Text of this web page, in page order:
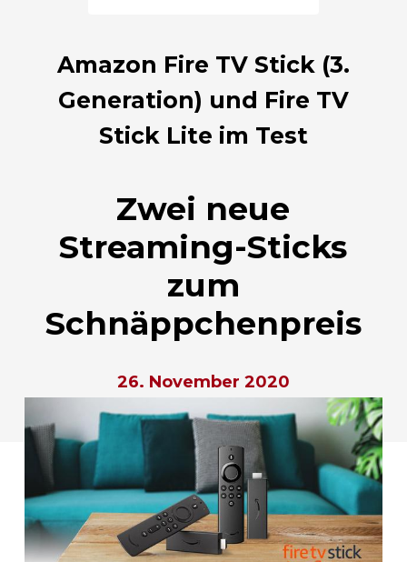
Amazon Fire TV Stick (3.
Generation) und Fire TV
Stick Lite im Test
Zwei neue
Streaming-Sticks
zum
Schnäppchenpreis
26. November 2020